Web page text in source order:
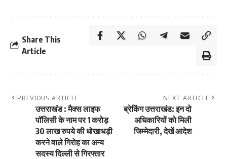
Share This
Article
PREVIOUS ARTICLE
उत्तराखंड : मैक्स लाइफ
पॉलिसी के नाम पर 1 करोड़
30 लाख रुपये की धोखाधड़ी
करने वाले गिरोह का अन्य
सदस्य दिल्ली से गिरफ्तार
NEXT ARTICLE
ब्रेकिंग उत्तराखंड: इन दो
अधिकारियों को मिली
जिम्मेदारी, देखें आदेश